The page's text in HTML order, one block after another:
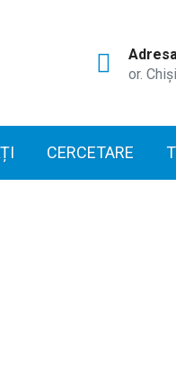
or.
CERCETARE